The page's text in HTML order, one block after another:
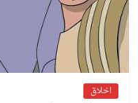
اخلاق